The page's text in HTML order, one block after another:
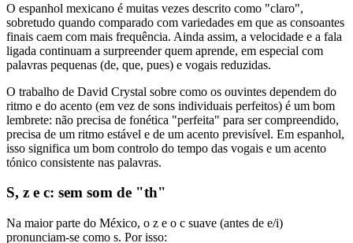
O espanhol mexicano é muitas vezes descrito como "claro",
sobretudo quando comparado com variedades em que as consoantes
finais caem com mais frequência. Ainda assim, a velocidade e a fala
ligada continuam a surpreender quem aprende, em especial com
palavras pequenas (de, que, pues) e vogais reduzidas.
O trabalho de David Crystal sobre como os ouvintes dependem do
ritmo e do acento (em vez de sons individuais perfeitos) é um bom
lembrete: não precisa de fonética "perfeita" para ser compreendido,
precisa de um ritmo estável e de um acento previsível. Em espanhol,
isso significa um bom controlo do tempo das vogais e um acento
tónico consistente nas palavras.
S, z e c: sem som de "th"
Na maior parte do México, o z e o c suave (antes de e/i)
pronunciam-se como s. Por isso: